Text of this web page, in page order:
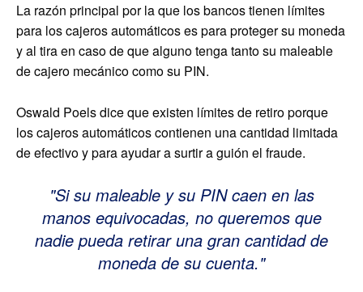
La razón principal por la que los bancos tienen límites
para los cajeros automáticos es para proteger su moneda
y al tira en caso de que alguno tenga tanto su maleable
de cajero mecánico como su PIN.
Oswald Poels dice que existen límites de retiro porque
los cajeros automáticos contienen una cantidad limitada
de efectivo y para ayudar a surtir a guión el fraude.
Si su maleable y su PIN caen en las
manos equivocadas, no queremos que
nadie pueda retirar una gran cantidad de
moneda de su cuenta.